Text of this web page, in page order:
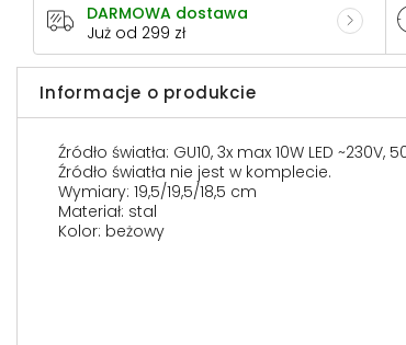
DARMOWA dostawa
Już od 299 zł
Informacje o produkcie
Źródło światła: GU10, 3x max 10W LED
Źródło światła nie jest w komplecie.
Wymiary: 19,5/19,5/18,5 cm
Materiał: stal
Kolor: beżowy